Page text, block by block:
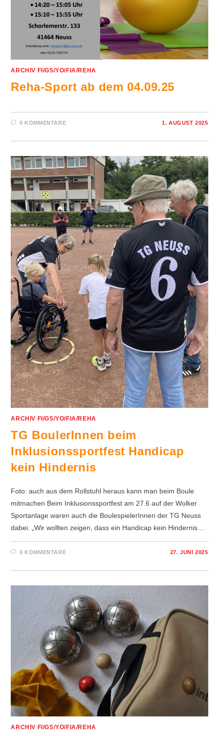
ARCHIV FI/GS/YO/FIA/REHA
Reha-Sport ab dem 04.09.25
0 KOMMENTARE 1. AUGUST 2025
ARCHIV FI/GS/YO/FIA/REHA
TG BoulerInnen beim
Inklusionssportfest Handicap
kein Hindernis
Foto: auch aus dem Rollstuhl heraus kann man beim Boule
mitmachen Beim Inklusionssportfest am 27.6 auf der Wolker
Sportanlage waren auch die BoulespielerInnen der TG Neuss
dabei. „Wir wollten zeigen, dass ein Handicap kein Hindernis…
0 KOMMENTARE 27. JUNI 2025
ARCHIV FI/GS/YO/FIA/REHA